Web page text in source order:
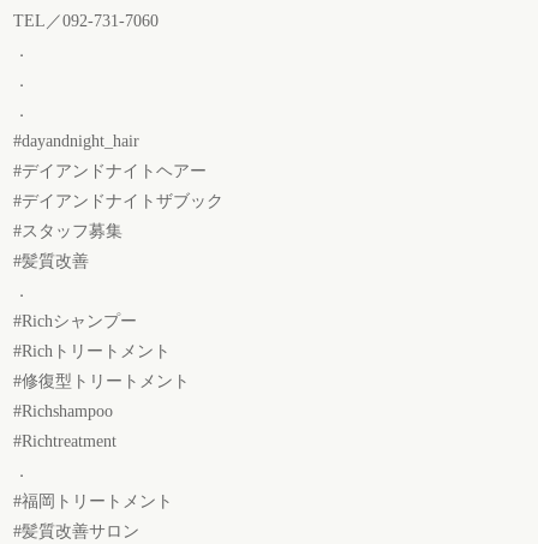
TEL／092-731-7060
．
．
．
#dayandnight_hair
#デイアンドナイトヘアー
#デイアンドナイトザブック
#スタッフ募集
#髪質改善
．
#Richシャンプー
#Richトリートメント
#修復型トリートメント
#Richshampoo
#Richtreatment
．
#福岡トリートメント
#髪質改善サロン